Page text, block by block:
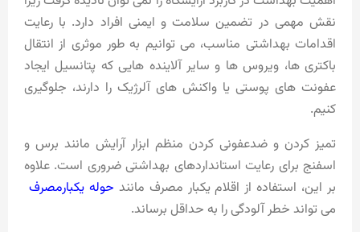
نقش مهمی در تضمین سلامت و ایمنی افراد دارد. با رعایت
اقدامات بهداشتی مناسب، می توانیم به طور موثری از انتقال
باکتری ها، ویروس ها و سایر آلاینده هایی که پتانسیل ایجاد
عفونت های پوستی یا واکنش های آلرژیک را دارند، جلوگیری
کنیم.
تمیز کردن و ضدعفونی کردن منظم ابزار آرایش مانند برس و
اسفنج برای رعایت استانداردهای بهداشتی ضروری است. علاوه
بر این، استفاده از اقلام یکبار مصرف مانند حوله یکبارمصرف
می تواند خطر آلودگی را به حداقل برساند.